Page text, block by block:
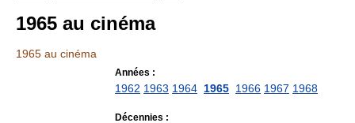
1965 au cinéma
1965 au cinéma
Années :
1962 1963 1964 1965 1966 1967 1968
Décennies :